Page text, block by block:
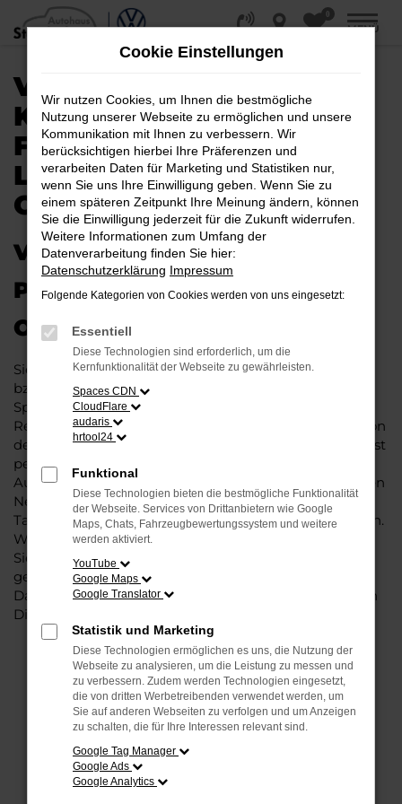
Zum
Hauptinhalt
0
MENÜ
VW GOLF SPORTSVAN
KAUFEN, LEASEN,
FINANZIEREN |
LIEFERSERVICE NACH
OSNABRÜCK
VW GOLF SPORTSVAN – IHR
PERFEKTES FAHRZEUG FÜR
OSNABRÜCK
Sie möchten in Osnabrück und Umgebung mobil sein
bzw. mobil bleiben. Unser Vorschlag ist ein VW Golf
Sportsvan, denn dieses Fahrzeug vereint eine ganze
Reihe an Vorzügen. Da ist zunächst einmal die Tradition
des Herstellers. Ein VW Golf Sportsvan für Osnabrück ist
perfekt verarbeitet und auf Langlebigkeit ausgelegt.
Auf diese Weise können Sie unbedenklich sowohl einen
Neuwagen als auch einen Gebrauchten, sowohl eine
Tageszulassung als auch einen Jahreswagen erwerben.
Wenn Sie sich für Steinböhmer entscheiden, erhalten
Sie einen erheblichen Nachlass bzw. Rabatt und
genießen zudem einen außergewöhnlichen Service.
Das beginnt bei der Beratung und setzt sich mit vielen
Dienstleistungen unserer Meisterwerkstatt fort.
FEHLER: NETWORK ERROR
Beim Laden ist ein Fehler aufgetreten.
Hier sind ein paar Tipps, die dir helfen können:
Überprüfe deine Firewall und deine
Internetverbindung.
Cookie Einstellungen
Wir nutzen Cookies, um Ihnen die bestmögliche
Nutzung unserer Webseite zu ermöglichen und unsere
Kommunikation mit Ihnen zu verbessern. Wir
berücksichtigen hierbei Ihre Präferenzen und
verarbeiten Daten für Marketing und Statistiken nur,
wenn Sie uns Ihre Einwilligung geben. Wenn Sie zu
einem späteren Zeitpunkt Ihre Meinung ändern, können
Sie die Einwilligung jederzeit für die Zukunft widerrufen.
Weitere Informationen zum Umfang der
Datenverarbeitung finden Sie hier:
Datenschutzerklärung Impressum
Folgende Kategorien von Cookies werden von uns eingesetzt:
Essentiell
Diese Technologien sind erforderlich, um die
Kernfunktionalität der Webseite zu gewährleisten.
Spaces CDN
CloudFlare
audaris
hrtool24
Funktional
Diese Technologien bieten die bestmögliche Funktionalität
der Webseite. Services von Drittanbietern wie Google
Maps, Chats, Fahrzeugbewertungssystem und weitere
werden aktiviert.
YouTube
Google Maps
Google Translator
Statistik und Marketing
Diese Technologien ermöglichen es uns, die Nutzung der
Webseite zu analysieren, um die Leistung zu messen und
zu verbessern. Zudem werden Technologien eingesetzt,
die von dritten Werbetreibenden verwendet werden, um
Sie auf anderen Webseiten zu verfolgen und um Anzeigen
zu schalten, die für Ihre Interessen relevant sind.
Google Tag Manager
Google Ads
Google Analytics